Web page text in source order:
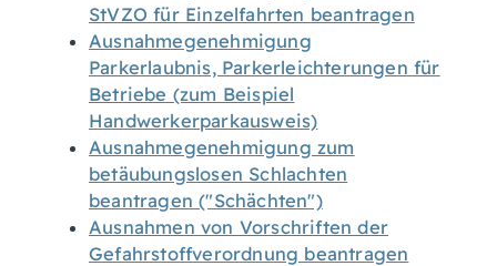
StVZO für Einzelfahrten beantragen
Ausnahmegenehmigung
Parkerlaubnis, Parkerleichterungen für
Betriebe (zum Beispiel
Handwerkerparkausweis)
Ausnahmegenehmigung zum
betäubungslosen Schlachten
beantragen ("Schächten")
Ausnahmen von Vorschriften der
Gefahrstoffverordnung beantragen